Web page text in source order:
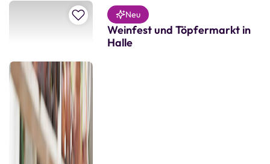
Zur Merkliste hinzufügen
Neu
Weinfest und Töpfermarkt in
Halle